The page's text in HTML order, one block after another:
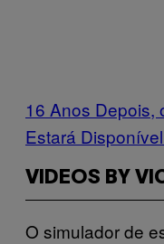
16 Anos Depois,
Estará
VIDEOS BY
O simulador de